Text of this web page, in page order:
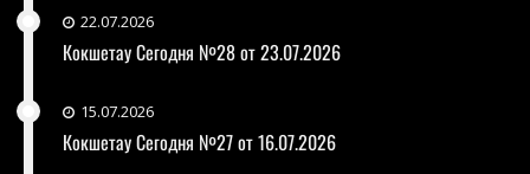
22.07.2026
Кокшетау Сегодня №28 от 23.07.2026
15.07.2026
Кокшетау Сегодня №27 от 16.07.2026